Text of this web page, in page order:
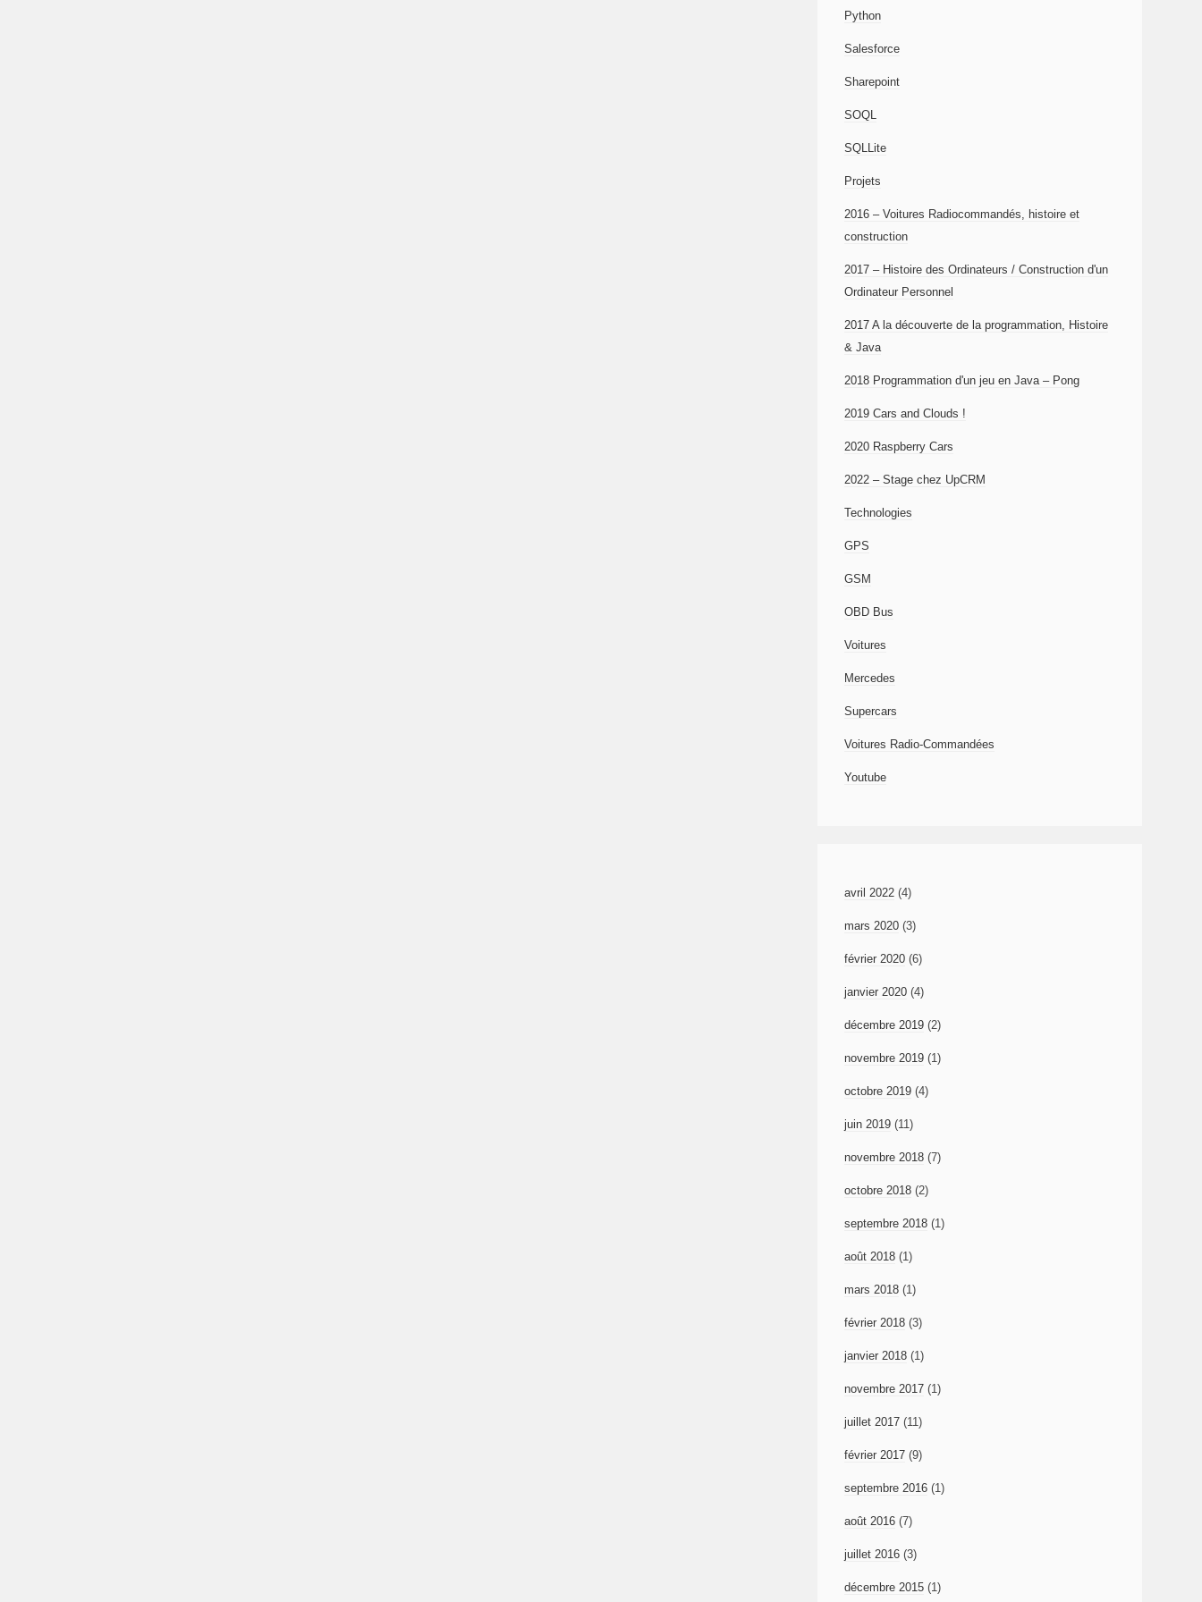
Python
Salesforce
Sharepoint
SOQL
SQLLite
Projets
2016 – Voitures Radiocommandés, histoire et
construction
2017 – Histoire des Ordinateurs / Construction d'un
Ordinateur Personnel
2017 A la découverte de la programmation, Histoire
& Java
2018 Programmation d'un jeu en Java – Pong
2019 Cars and Clouds !
2020 Raspberry Cars
2022 – Stage chez UpCRM
Technologies
GPS
GSM
OBD Bus
Voitures
Mercedes
Supercars
Voitures Radio-Commandées
Youtube
avril 2022(4)
mars 2020(3)
février 2020(6)
janvier 2020(4)
décembre 2019(2)
novembre 2019(1)
octobre 2019(4)
juin 2019(11)
novembre 2018(7)
octobre 2018(2)
septembre 2018(1)
août 2018(1)
mars 2018(1)
février 2018(3)
janvier 2018(1)
novembre 2017(1)
juillet 2017(11)
février 2017(9)
septembre 2016(1)
août 2016(7)
juillet 2016(3)
décembre 2015(1)